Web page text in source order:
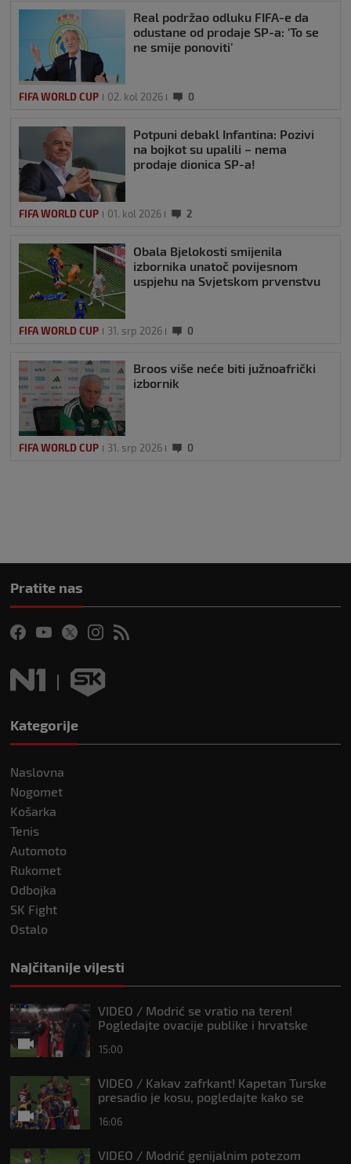
Real podržao odluku FIFA-e da
odustane od prodaje SP-a: ‘To se
ne smije ponoviti’
FIFA WORLD CUP 02. kol 2026 0
Potpuni debakl Infantina: Pozivi
na bojkot su upalili – nema
prodaje dionica SP-a!
FIFA WORLD CUP 01. kol 2026 2
Obala Bjelokosti smijenila
izbornika unatoč povijesnom
uspjehu na Svjetskom prvenstvu
FIFA WORLD CUP 31. srp 2026 0
Broos više neće biti južnoafrički
izbornik
FIFA WORLD CUP 31. srp 2026 0
Pratite nas
Kategorije
Naslovna
Nogomet
Košarka
Tenis
Automoto
Rukomet
Odbojka
SK Fight
Ostalo
Najčitanije vijesti
VIDEO / Modrić se vratio na teren!
Pogledajte ovacije publike i hrvatske
15:00
VIDEO / Kakav zafrkant! Kapetan Turske
presadio je kosu, pogledajte kako se
16:06
VIDEO / Modrić genijalnim potezom